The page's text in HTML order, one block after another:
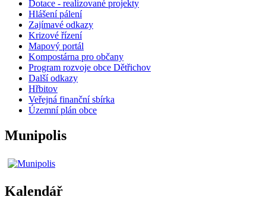
Dotace - realizované projekty
Hlášení pálení
Zajímavé odkazy
Krizové řízení
Mapový portál
Kompostárna pro občany
Program rozvoje obce Dětřichov
Další odkazy
Hřbitov
Veřejná finanční sbírka
Územní plán obce
Munipolis
Kalendář